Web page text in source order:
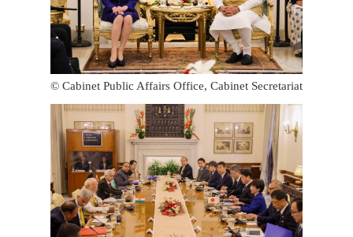
© Cabinet Public Affairs Office, Cabinet Secretariat